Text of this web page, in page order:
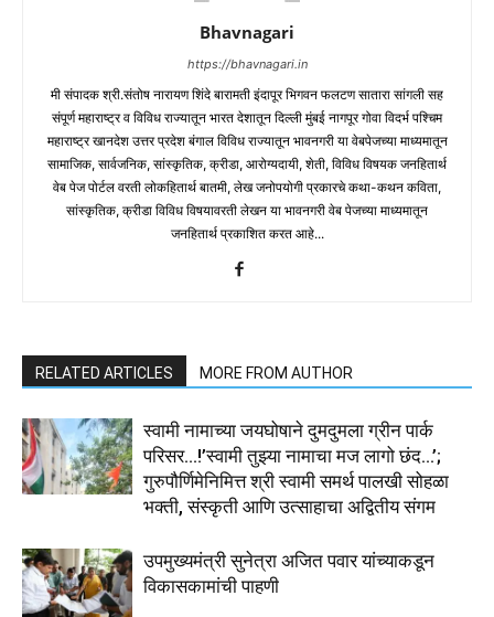
Bhavnagari
https://bhavnagari.in
मी संपादक श्री.संतोष नारायण शिंदे बारामती इंदापूर भिगवन फलटण सातारा सांगली सह
संपूर्ण महाराष्ट्र व विविध राज्यातून भारत देशातून दिल्ली मुंबई नागपूर गोवा विदर्भ पश्चिम
महाराष्ट्र खानदेश उत्तर प्रदेश बंगाल विविध राज्यातून भावनगरी या वेबपेजच्या माध्यमातून
सामाजिक, सार्वजनिक, सांस्कृतिक, क्रीडा, आरोग्यदायी, शेती, विविध विषयक जनहितार्थ
वेब पेज पोर्टल वरती लोकहितार्थ बातमी, लेख जनोपयोगी प्रकारचे कथा-कथन कविता,
सांस्कृतिक, क्रीडा विविध विषयावरती लेखन या भावनगरी वेब पेजच्या माध्यमातून
जनहितार्थ प्रकाशित करत आहे...
RELATED ARTICLES MORE FROM AUTHOR
स्वामी नामाच्या जयघोषाने दुमदुमला ग्रीन पार्क
परिसर…!’स्वामी तुझ्या नामाचा मज लागो छंद…’;
गुरुपौर्णिमेनिमित्त श्री स्वामी समर्थ पालखी सोहळा
भक्ती, संस्कृती आणि उत्साहाचा अद्वितीय संगम
उपमुख्यमंत्री सुनेत्रा अजित पवार यांच्याकडून
विकासकामांची पाहणी